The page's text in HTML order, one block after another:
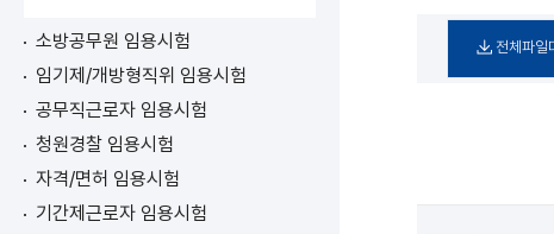
소방공무원 임용시험
임기제/개방형직위 임용시험
공무직근로자 임용시험
청원경찰 임용시험
자격/면허 임용시험
기간제근로자 임용시험
전체파일